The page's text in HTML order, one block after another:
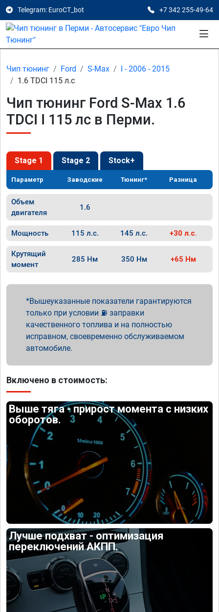
Telegram: EuroCT_bot +7 342 255-49-64
Чип тюнинг Ford S-Max
I - 2006 - 2015
1.6 TDCI 115 л.с
Чип тюнинг Ford S-Max 1.6
TDCI I 115 лс в Перми.
Stage 1 Stage 2 Stock+
Параметр Заводские Тюнинг* Разница
Объем
двигателя
1.6
Мощность 115 л.с. 145 л.с. +30 л.с.
Крутящий
момент
285 Нм 350 Нм +65 Нм
Вышеуказанные показатели гарантируются
только при условии ⛽ заправки
качественного топлива и на полностью
исправном, своевременно обслуживаемом
автомобиле.
Включено в стоимость:
Выше тяга - прирост момента с низких
оборотов.
Лучше подхват - оптимизация
переключений АКПП.